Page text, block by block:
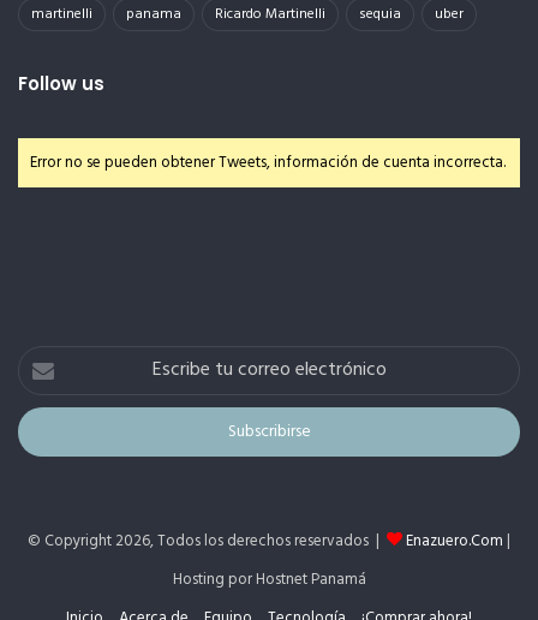
martinelli
panama Ricardo Martinelli sequia uber
Follow us
Error no se pueden obtener Tweets, información de cuenta incorrecta.
Escribe
correo
electrónico
© Copyright 2026, Todos los derechos reservados | Enazuero.Com |
Hosting por Hostnet Panamá